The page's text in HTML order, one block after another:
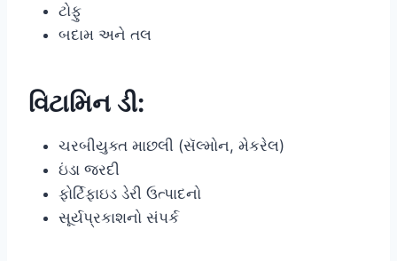
ટોફુ
બદામ અને તલ
વિટામિન ડી:
ચરબીયુક્ત માછલી (સૅલ્મોન, મેકરેલ)
ઇંડા જરદી
ફોર્ટિફાઇડ ડેરી ઉત્પાદનો
સૂર્યપ્રકાશનો સંપર્ક